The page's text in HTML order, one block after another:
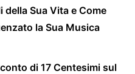
della Sua Vita e Come
la Sua Musica
di 17 Centesimi sul